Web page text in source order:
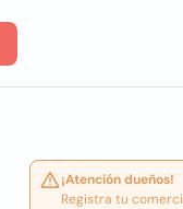
¡Atención dueños!
Registra tu